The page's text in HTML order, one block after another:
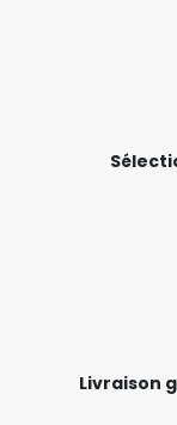
Livraison